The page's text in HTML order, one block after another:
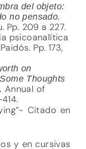
del objeto:
no pensado.
Pp. 209 a 227.
psicoanalítica
Pp. 173,
on
Thoughts
Annual of
Citado en
y en cursivas